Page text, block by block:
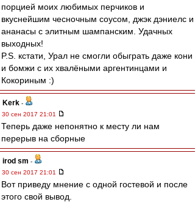
порцией моих любимых перчиков и
вкуснейшим чесночным соусом, джэк дэниелс и
ананасы с элитным шампанским. Удачных
выходных!
P.S. кстати, Урал не смогли обыграть даже кони
и бомжи с их хвалёными аргентинцами и
Кокориным :)
Kerk -
30 сен 2017 21:01
Теперь даже непонятно к месту ли нам
перерыв на сборные
irod sm -
30 сен 2017 21:01
Вот приведу мнение с одной гостевой и после
этого свой вывод.